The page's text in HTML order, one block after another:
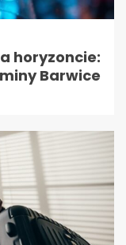
horyzoncie:
Barwice